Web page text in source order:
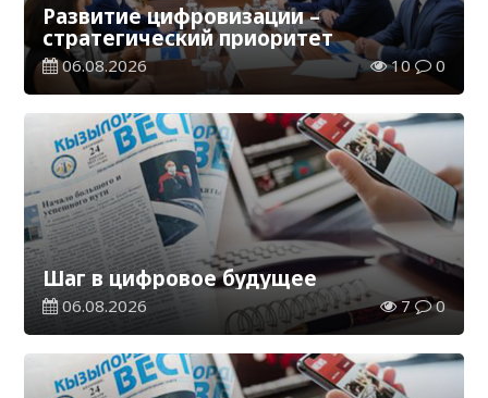
Развитие цифровизации –
стратегический приоритет
06.08.2026 10 0
Шаг в цифровое будущее
06.08.2026 7 0